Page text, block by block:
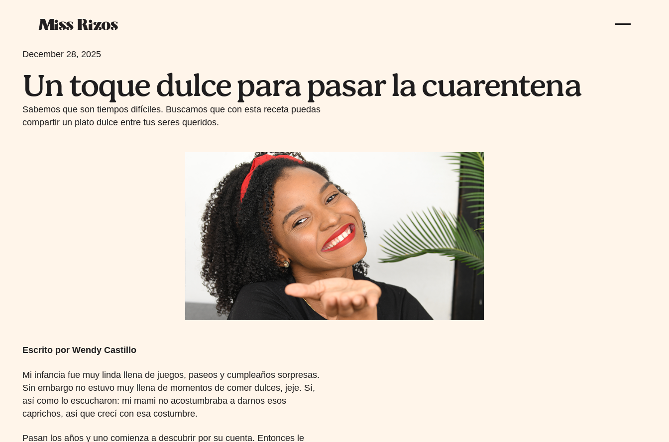
December 28, 2025
Un toque dulce para pasar la cuarentena
Sabemos que son tiempos difíciles. Buscamos que con esta receta puedas
compartir un plato dulce entre tus seres queridos.
Escrito por Wendy Castillo
Mi infancia fue muy linda llena de juegos, paseos y cumpleaños sorpresas.
Sin embargo no estuvo muy llena de momentos de comer dulces, jeje. Sí,
así como lo escucharon: mi mami no acostumbraba a darnos esos
caprichos, así que crecí con esa costumbre.
Pasan los años y uno comienza a descubrir por su cuenta. Entonces le